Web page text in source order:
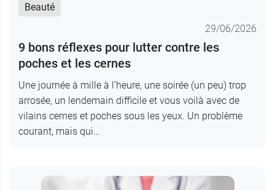
Beauté
29/06/2026
9 bons réflexes pour lutter contre les
poches et les cernes
Une journée à mille à l’heure, une soirée (un peu) trop
arrosée, un lendemain difficile et vous voilà avec de
vilains cernes et poches sous les yeux. Un problème
courant, mais qui…